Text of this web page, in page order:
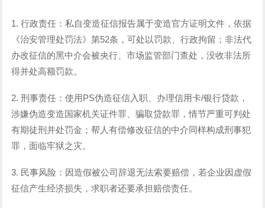
1. 行政责任：私自变造征信报告属于变造官方证明文件，依据
《治安管理处罚法》第52条，可处以罚款、行政拘留；非法代
办改征信的黑中介会被央行、市场监管部门查处，没收非法所
得并处高额罚款。
2. 刑事责任：使用PS伪造征信入职、办理信用卡/银行贷款，
涉嫌伪造变造国家机关证件罪、骗取贷款罪，情节严重可判处
有期徒刑并处罚金；帮人有偿修改征信的中介同样构成刑事犯
罪，面临牢狱之灾。
3. 民事风险：因造假被公司辞退无法索要赔偿，若企业因虚假
征信产生经济损失，求职者还要承担赔偿责任。